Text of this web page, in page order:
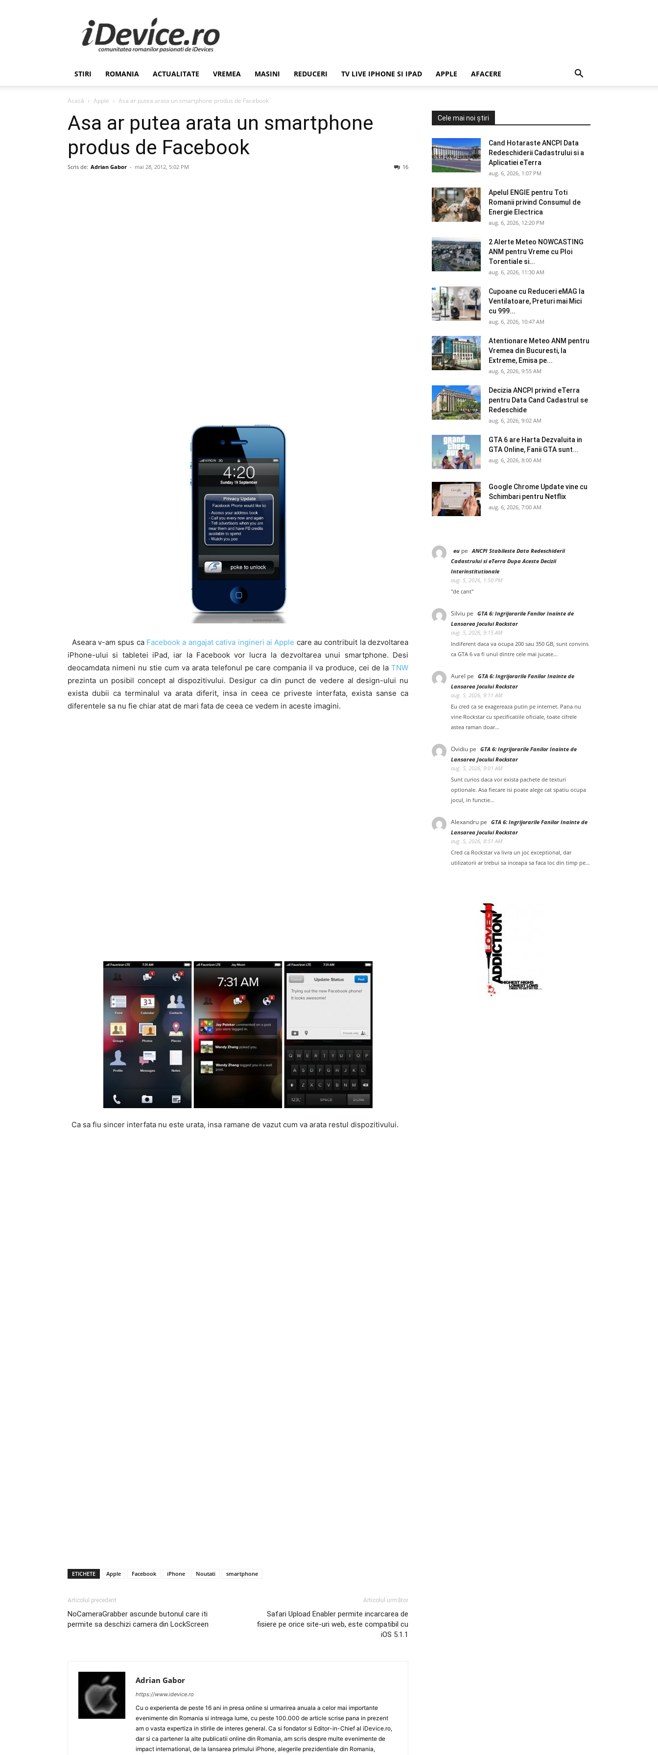
Stiri
de
Ultima
Ora
Romania,
Economie,
–
iDevice.ro
STIRI ROMANIA ACTUALITATE VREMEA MASINI REDUCERI TV LIVE IPHONE SI IPAD APPLE AFACERE
Acasă Apple Asa ar putea arata un smartphone produs de Facebook
Asa ar putea arata un smartphone
produs de Facebook
Scris de: Adrian Gabor - mai 28, 2012, 5:02 PM 16
Aseara v-am spus ca Facebook a angajat cativa ingineri ai Apple care au contribuit la dezvoltarea
iPhone-ului si tabletei iPad, iar la Facebook vor lucra la dezvoltarea unui smartphone. Desi
deocamdata nimeni nu stie cum va arata telefonul pe care compania il va produce, cei de la TNW
prezinta un posibil concept al dispozitivului. Desigur ca din punct de vedere al design-ului nu
exista dubii ca terminalul va arata diferit, insa in ceea ce priveste interfata, exista sanse ca
diferentele sa nu fie chiar atat de mari fata de ceea ce vedem in aceste imagini.
Ca sa fiu sincer interfata nu este urata, insa ramane de vazut cum va arata restul dispozitivului.
ETICHETE Apple Facebook iPhone Noutati smartphone
Articolul precedent
NoCameraGrabber ascunde butonul care iti
permite sa deschizi camera din LockScreen
Articolul următor
Safari Upload Enabler permite incarcarea de
fisiere pe orice site-uri web, este compatibil cu
iOS 5.1.1
Adrian Gabor
https://www.idevice.ro
Cu o experienta de peste 16 ani in presa online si urmarirea anuala a celor mai importante
evenimente din Romania si intreaga lume, cu peste 100.000 de article scrise pana in prezent
am o vasta expertiza in stirile de interes general. Ca si fondator si Editor-in-Chief al iDevice.ro,
dar si ca partener la alte publicatii online din Romania, am scris despre multe evenimente de
impact international, de la lansarea primului iPhone, alegerile prezidentiale din Romania,
Cele mai noi știri
Cand Hotaraste ANCPI Data
Redeschiderii Cadastrului si a
Aplicatiei eTerra
aug. 6, 2026, 1:07 PM
Apelul ENGIE pentru Toti
Romanii privind Consumul de
Energie Electrica
aug. 6, 2026, 12:20 PM
2 Alerte Meteo NOWCASTING
ANM pentru Vreme cu Ploi
Torentiale si...
aug. 6, 2026, 11:30 AM
Cupoane cu Reduceri eMAG la
Ventilatoare, Preturi mai Mici
cu 999...
aug. 6, 2026, 10:47 AM
Atentionare Meteo ANM pentru
Vremea din Bucuresti, la
Extreme, Emisa pe...
aug. 6, 2026, 9:55 AM
Decizia ANCPI privind eTerra
pentru Data Cand Cadastrul se
Redeschide
aug. 6, 2026, 9:02 AM
GTA 6 are Harta Dezvaluita in
GTA Online, Fanii GTA sunt...
aug. 6, 2026, 8:00 AM
Google Chrome Update vine cu
Schimbari pentru Netflix
aug. 6, 2026, 7:00 AM
eu pe ANCPI Stabileste Data Redeschiderii
Cadastrului si eTerra Dupa Aceste Decizii
Interinstitutionale
aug. 5, 2026, 1:50 PM
"de cant"
Silviu pe GTA 6: Ingrijorarile Fanilor Inainte de
Lansarea Jocului Rockstar
aug. 5, 2026, 9:15 AM
Indiferent daca va ocupa 200 sau 350 GB, sunt convins
ca GTA 6 va fi unul dintre cele mai jucate…
Aurel pe GTA 6: Ingrijorarile Fanilor Inainte de
Lansarea Jocului Rockstar
aug. 5, 2026, 9:11 AM
Eu cred ca se exagereaza putin pe internet. Pana nu
vine Rockstar cu specificatiile oficiale, toate cifrele
astea raman doar…
Ovidiu pe GTA 6: Ingrijorarile Fanilor Inainte de
Lansarea Jocului Rockstar
aug. 5, 2026, 9:01 AM
Sunt curios daca vor exista pachete de texturi
optionale. Asa fiecare isi poate alege cat spatiu ocupa
jocul, in functie…
Alexandru pe GTA 6: Ingrijorarile Fanilor Inainte de
Lansarea Jocului Rockstar
aug. 5, 2026, 8:51 AM
Cred ca Rockstar va livra un joc exceptional, dar
utilizatorii ar trebui sa inceapa sa faca loc din timp pe…